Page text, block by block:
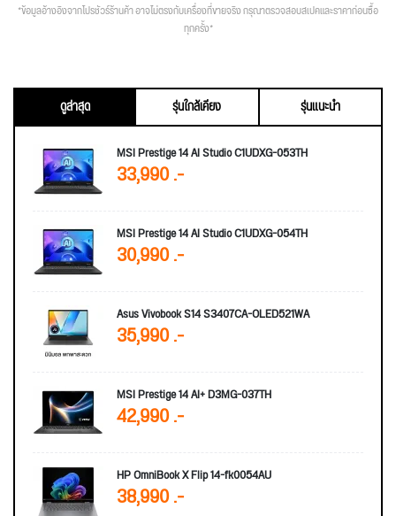
*ข้อมูลอ้างอิงจากโปรชัวร์ร้านค้า อาจไม่ตรงกับเครื่องที่ขายจริง กรุณาตรวจสอบสเปคและราคาก่อนซื้อ
ทุกครั้ง*
ดูล่าสุด รุ่นใกล้เคียง
รุ่นแนะนำ
MSI Prestige 14 AI Studio C1UDXG-053TH
33,990 .-
MSI Prestige 14 AI Studio C1UDXG-054TH
30,990 .-
Asus Vivobook S14 S3407CA-OLED521WA
35,990 .-
MSI Prestige 14 AI+ D3MG-037TH
42,990 .-
HP OmniBook X Flip 14-fk0054AU
38,990 .-